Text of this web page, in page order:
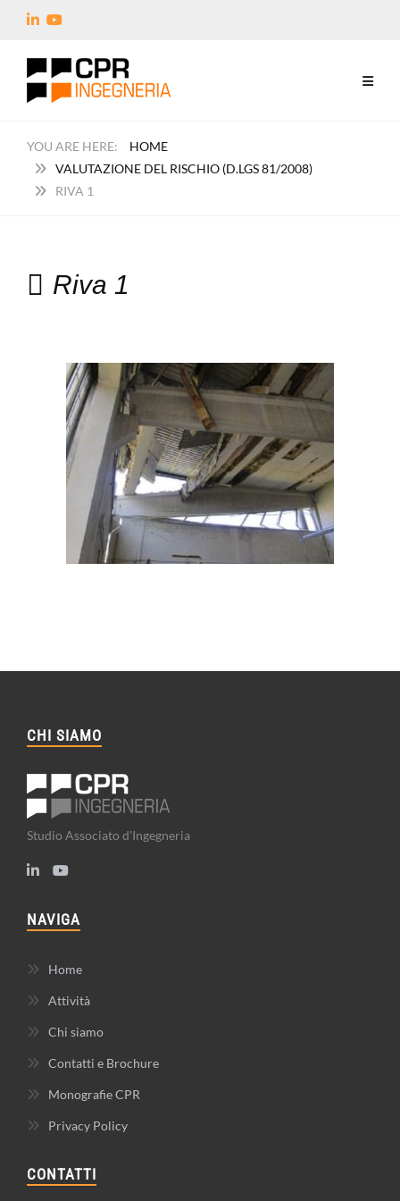
HOME
VALUTAZIONE DEL RISCHIO (D.LGS 81/2008)
RIVA 1
Riva 1
CHI SIAMO
Studio Associato d'Ingegneria
NAVIGA
Home
Attività
Chi siamo
Contatti e Brochure
Monografie CPR
Privacy Policy
CONTATTI